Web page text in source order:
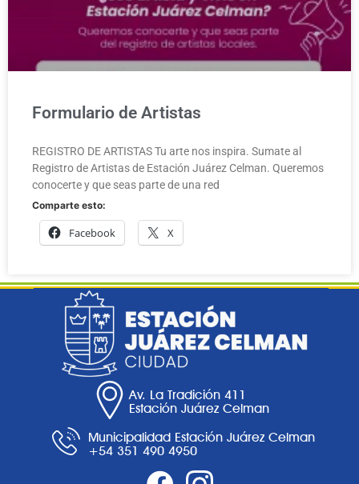
Formulario de Artistas
REGISTRO DE ARTISTAS Tu arte nos inspira. Sumate al
Registro de Artistas de Estación Juárez Celman. Queremos
conocerte y que seas parte de una red
Comparte esto:
Facebook X
Av. La Tradición 411
Estación Juárez Celman
Municipalidad Estación Juárez Celman
+54 351 490 4950